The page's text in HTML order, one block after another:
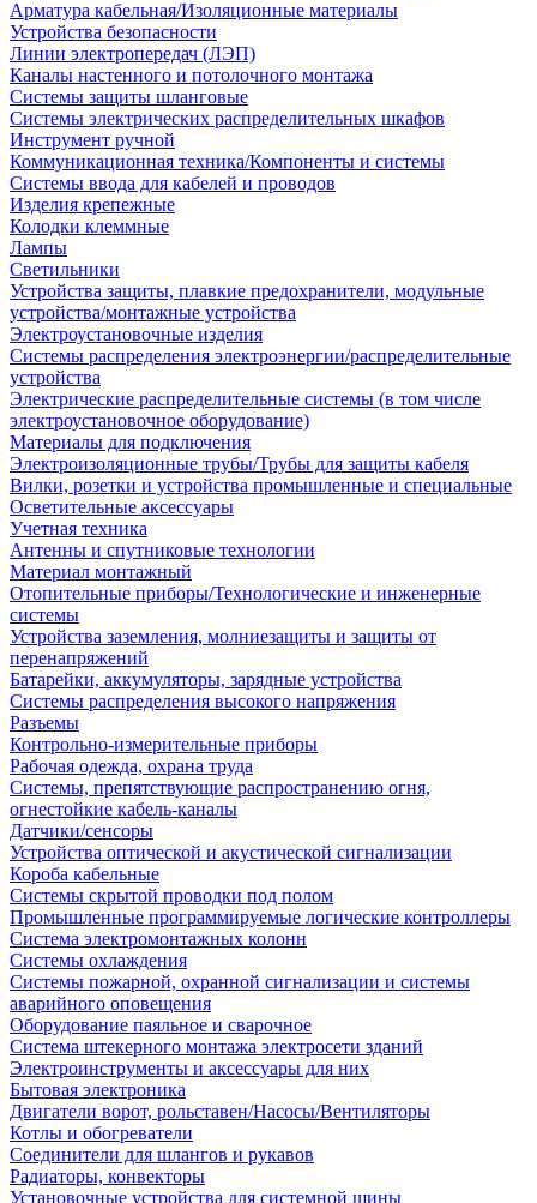
Арматура кабельная/Изоляционные материалы
Устройства безопасности
Линии электропередач (ЛЭП)
Каналы настенного и потолочного монтажа
Системы защиты шланговые
Системы электрических распределительных шкафов
Инструмент ручной
Коммуникационная техника/Компоненты и системы
Системы ввода для кабелей и проводов
Изделия крепежные
Колодки клеммные
Лампы
Светильники
Устройства защиты, плавкие предохранители, модульные
устройства/монтажные устройства
Электроустановочные изделия
Системы распределения электроэнергии/распределительные
устройства
Электрические распределительные системы (в том числе
электроустановочное оборудование)
Материалы для подключения
Электроизоляционные трубы/Трубы для защиты кабеля
Вилки, розетки и устройства промышленные и специальные
Осветительные аксессуары
Учетная техника
Антенны и спутниковые технологии
Материал монтажный
Отопительные приборы/Технологические и инженерные
системы
Устройства заземления, молниезащиты и защиты от
перенапряжений
Батарейки, аккумуляторы, зарядные устройства
Системы распределения высокого напряжения
Разъемы
Контрольно-измерительные приборы
Рабочая одежда, охрана труда
Системы, препятствующие распространению огня,
огнестойкие кабель-каналы
Датчики/сенсоры
Устройства оптической и акустической сигнализации
Короба кабельные
Системы скрытой проводки под полом
Промышленные программируемые логические контроллеры
Система электромонтажных колонн
Системы охлаждения
Системы пожарной, охранной сигнализации и системы
аварийного оповещения
Оборудование паяльное и сварочное
Система штекерного монтажа электросети зданий
Электроинструменты и аксессуары для них
Бытовая электроника
Двигатели ворот, рольставен/Насосы/Вентиляторы
Котлы и обогреватели
Соединители для шлангов и рукавов
Радиаторы, конвекторы
Установочные устройства для системной шины